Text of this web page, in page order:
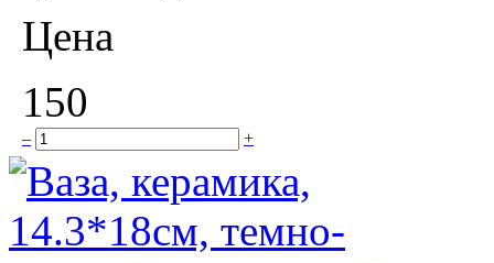
Цена
150
– +